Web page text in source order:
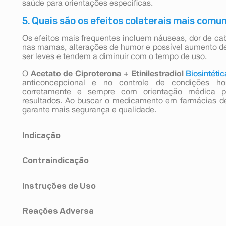
saúde para orientações específicas.
5. Quais são os efeitos colaterais mais
Os efeitos mais frequentes incluem náuseas, dor de
nas mamas, alterações de humor e possível aumento
ser leves e tendem a diminuir com o tempo de uso.
O Acetato de Ciproterona + Etinilestradiol
anticoncepcional e no controle de condições
corretamente e sempre com orientação médica
resultados. Ao buscar o medicamento em farmácias
garante mais segurança e qualidade.
Indicação
relacionadas aos hormônios andrógenos na mulher,
(excesso de pelos) e síndrome de ovários policísticos
quando terapia tópica ou tratamentos com
considerados adequados.
Contraindicação
condições descritasa seguir. Caso você apresente
(embolia pulmonar) ou outras partes do corpo;
Instruções de Uso
gestaçãoa cada 100 mulheres por ano de uso). O
Reações Adversa